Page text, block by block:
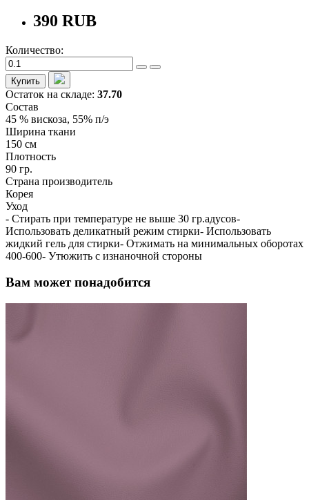
390 RUB
Количество:
Купить
Остаток на складе: 37.70
Состав
45 % вискоза, 55% п/э
Ширина ткани
150 см
Плотность
90 гр.
Страна производитель
Корея
Уход
- Стирать при температуре не выше 30 гр.адусов-
Использовать деликатный режим стирки- Использовать
жидкий гель для стирки- Отжимать на минимальных оборотах
400-600- Утюжить с изнаночной стороны
Вам может понадобится